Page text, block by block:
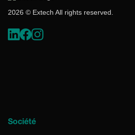
2026 © Extech All rights reserved.
Société